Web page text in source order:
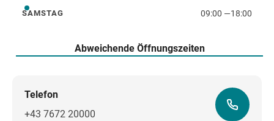
Samstag
SAMSTAG 09:00 —18:00
Abweichende Öffnungszeiten
Telefon
+43 7672 20000